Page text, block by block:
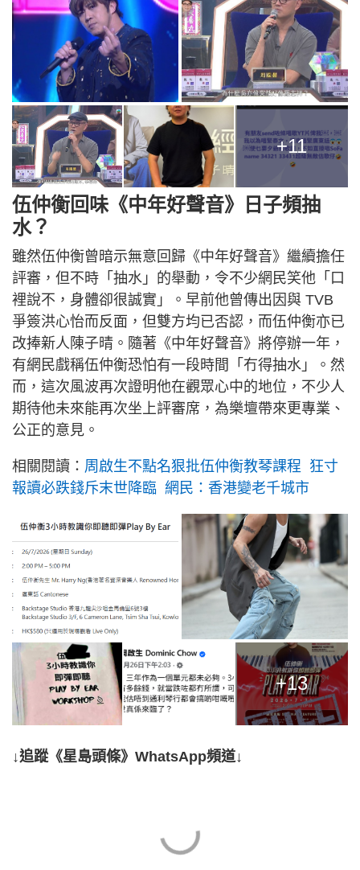
+11
伍仲衡回味《中年好聲音》日子頻抽
水？
雖然伍仲衡曾暗示無意回歸《中年好聲音》繼續擔任
評審，但不時「抽水」的舉動，令不少網民笑他「口
裡說不，身體卻很誠實」。早前他曾傳出因與 TVB
爭簽洪心怡而反面，但雙方均已否認，而伍仲衡亦已
改捧新人陳子晴。隨著《中年好聲音》將停辦一年，
有網民戲稱伍仲衡恐怕有一段時間「冇得抽水」。然
而，這次風波再次證明他在觀眾心中的地位，不少人
期待他未來能再次坐上評審席，為樂壇帶來更專業、
公正的意見。
相關閱讀： 周啟生不點名狠批伍仲衡教琴課程 狂寸
報讀必跌錢斥末世降臨 網民：香港變老千城市
+13
↓追蹤《星島頭條》WhatsApp頻道↓